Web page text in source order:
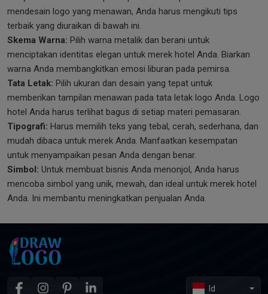
mendesain logo yang menawan, Anda harus mengikuti tips
terbaik yang diuraikan di bawah ini.
Skema Warna: Pilih warna metalik dan berani untuk
menciptakan identitas elegan untuk merek hotel Anda. Biarkan
warna Anda membangkitkan emosi liburan pada pemirsa.
Tata Letak: Pilih ukuran dan desain yang tepat untuk
memberikan tampilan menawan pada tata letak logo Anda. Logo
hotel Anda harus terlihat bagus di setiap materi pemasaran.
Tipografi: Harus memilih teks yang tebal, cerah, sederhana, dan
mudah dibaca untuk merek Anda. Manfaatkan kesempatan
untuk menyampaikan pesan Anda dengan benar.
Simbol: Untuk membuat bisnis Anda menonjol, Anda harus
mencoba simbol yang unik, mewah, dan ideal untuk merek hotel
Anda. Ini membantu meningkatkan penjualan Anda.
Id